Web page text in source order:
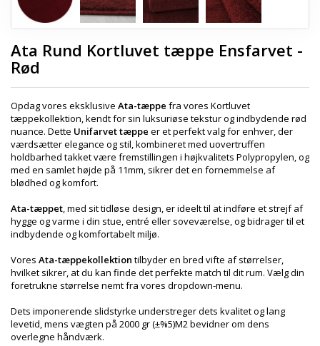
Ata Rund Kortluvet tæppe Ensfarvet -
Rød
Opdag vores eksklusive Ata-tæppe fra vores Kortluvet
tæppekollektion, kendt for sin luksuriøse tekstur og indbydende rød
nuance. Dette Unifarvet tæppe er et perfekt valg for enhver, der
værdsætter elegance og stil, kombineret med uovertruffen
holdbarhed takket være fremstillingen i højkvalitets Polypropylen, og
med en samlet højde på 11mm, sikrer det en fornemmelse af
blødhed og komfort.
Ata-tæppet, med sit tidløse design, er ideelt til at indføre et strejf af
hygge og varme i din stue, entré eller soveværelse, og bidrager til et
indbydende og komfortabelt miljø.
Vores Ata-tæppekollektion tilbyder en bred vifte af størrelser,
hvilket sikrer, at du kan finde det perfekte match til dit rum. Vælg din
foretrukne størrelse nemt fra vores dropdown-menu.
Dets imponerende slidstyrke understreger dets kvalitet og lang
levetid, mens vægten på 2000 gr (±%5)M2 bevidner om dens
overlegne håndværk.